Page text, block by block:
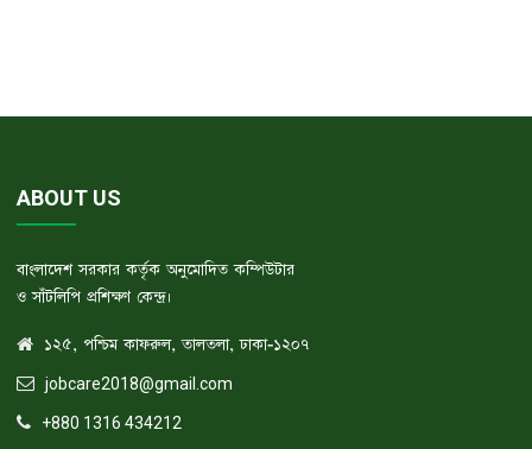
ABOUT US
বাংলাদেশ সরকার কর্তৃক অনুমোদিত কম্পিউটার
ও সাঁটলিপি প্রশিক্ষণ কেন্দ্র।
১২৫, পশ্চিম কাফরুল, তালতলা, ঢাকা-১২০৭
jobcare2018@gmail.com
+880 1316 434212